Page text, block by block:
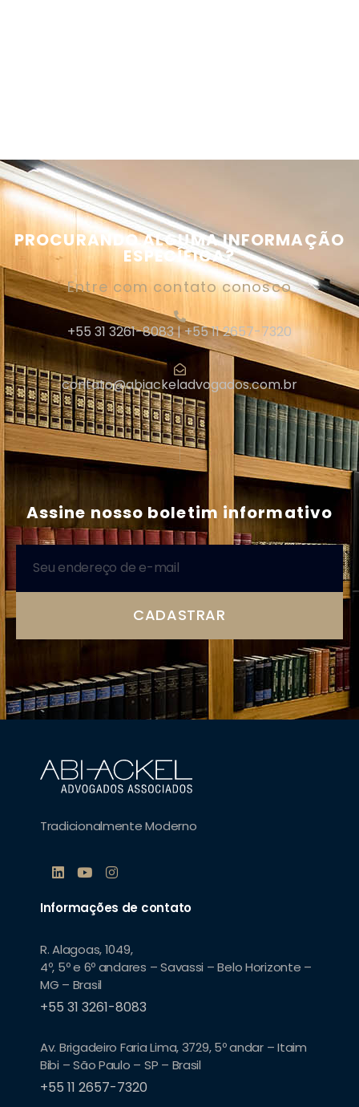
PROCURANDO ALGUMA INFORMAÇÃO
ESPECÍFICA?
Entre com contato conosco
+55 31 3261-8083 | +55 11 2657-7320
contato@abiackeladvogados.com.br
|
Assine nosso boletim informativo
CADASTRAR
Tradicionalmente Moderno
Informações de contato
R. Alagoas, 1049,
4º, 5º e 6º andares – Savassi – Belo Horizonte –
MG – Brasil
+55 31 3261-8083
Av. Brigadeiro Faria Lima, 3729, 5º andar – Itaim
Bibi – São Paulo – SP – Brasil
+55 11 2657-7320